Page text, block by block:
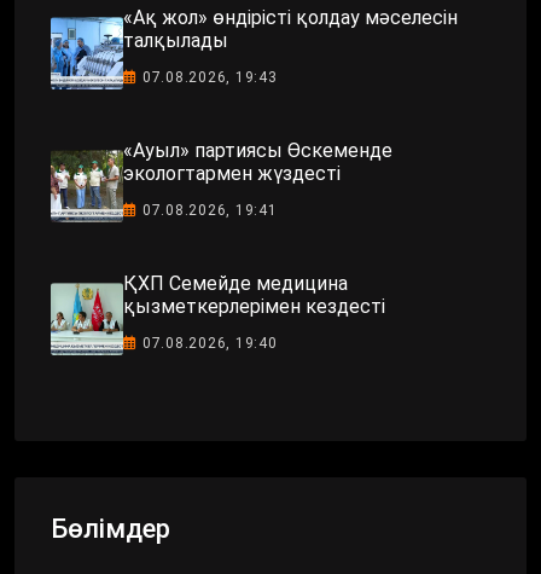
«Ақ жол» өндірісті қолдау мәселесін
талқылады
07.08.2026, 19:43
«Ауыл» партиясы Өскеменде
экологтармен жүздесті
07.08.2026, 19:41
ҚХП Семейде медицина
қызметкерлерімен кездесті
07.08.2026, 19:40
Бөлімдер